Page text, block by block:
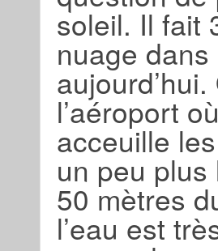
soleil. Il fait
nuage
l’aéroport
acceuille
un peu
50 mètres
l’eau est